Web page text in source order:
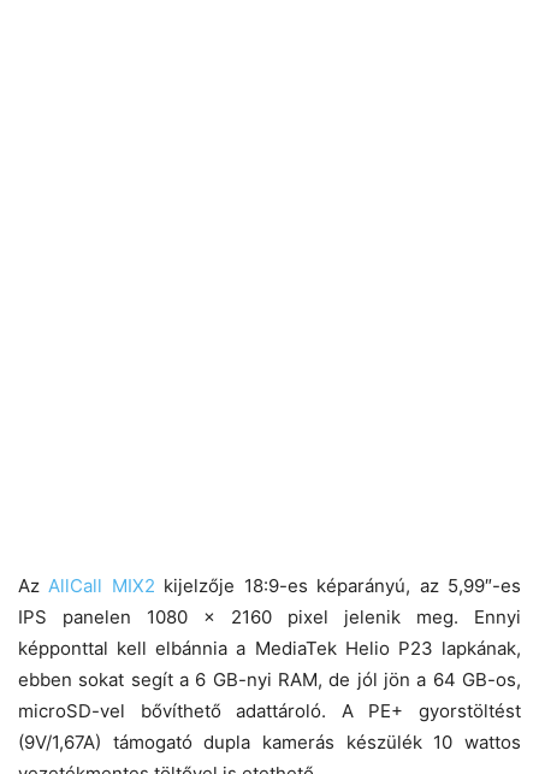
Az AllCall MIX2 kijelzője 18:9-es képarányú, az 5,99″-es
IPS panelen 1080 x 2160 pixel jelenik meg. Ennyi
képponttal kell elbánnia a MediaTek Helio P23 lapkának,
ebben sokat segít a 6 GB-nyi RAM, de jól jön a 64 GB-os,
microSD-vel bővíthető adattároló. A PE+ gyorstöltést
(9V/1,67A) támogató dupla kamerás készülék 10 wattos